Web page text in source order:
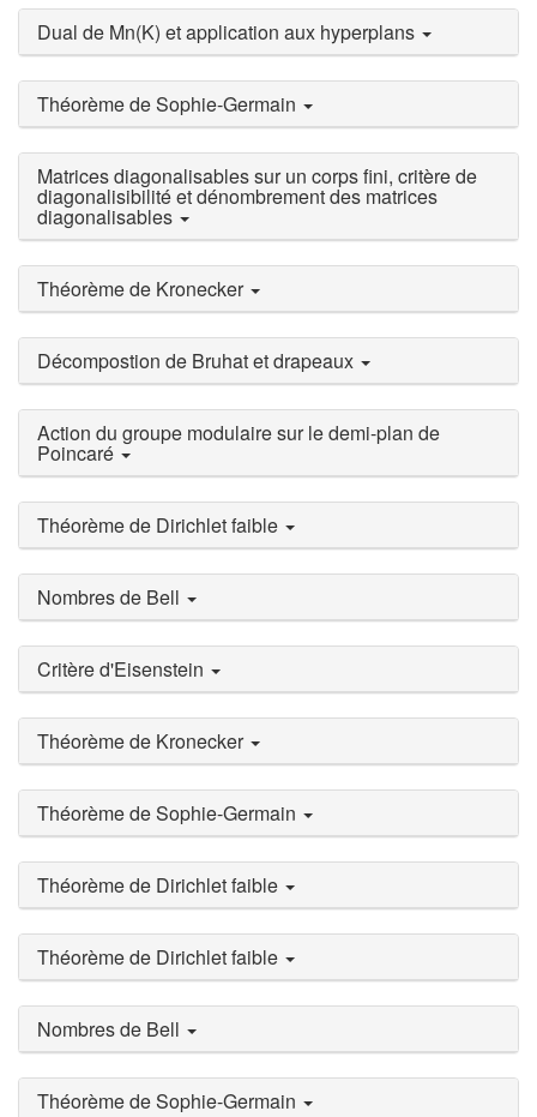
Dual de Mn(K) et application aux hyperplans
Théorème de Sophie-Germain
Matrices diagonalisables sur un corps fini, critère de
diagonalisibilité et dénombrement des matrices
diagonalisables
Théorème de Kronecker
Décompostion de Bruhat et drapeaux
Action du groupe modulaire sur le demi-plan de
Poincaré
Théorème de Dirichlet faible
Nombres de Bell
Critère d'Eisenstein
Théorème de Kronecker
Théorème de Sophie-Germain
Théorème de Dirichlet faible
Théorème de Dirichlet faible
Nombres de Bell
Théorème de Sophie-Germain